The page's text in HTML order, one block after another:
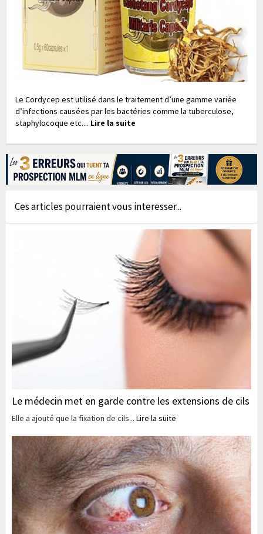
Le Cordycep est utilisé dans le traitement d’une gamme variée
d’infections causées par les bactéries comme la tuberculose,
staphylocoque etc.... Lire la suite
Ces articles pourraient vous interesser...
Le médecin met en garde contre les extensions de cils
Elle a ajouté que la fixation de cils... Lire la suite